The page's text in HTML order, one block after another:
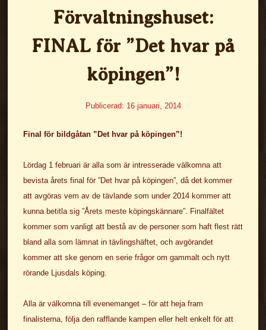
Förvaltningshuset:
FINAL för ”Det hvar på
köpingen”!
Publicerad: 16 januari, 2014
Final för bildgåtan ”Det hvar på köpingen”!
Lördag 1 februari är alla som är intresserade välkomna att
bevista årets final för ”Det hvar på köpingen”, då det kommer
att avgöras vem av de tävlande som under 2014 kommer att
kunna betitla sig ”Årets meste köpingskännare”. Finalfältet
kommer som vanligt att bestå av de personer som haft flest rätt
bland alla som lämnat in tävlingshäftet, och avgörandet
kommer att ske genom en serie frågor om gammalt och nytt
rörande Ljusdals köping.
Alla är välkomna till evenemanget – för att heja fram
finalisterna, följa den rafflande kampen eller helt enkelt för att